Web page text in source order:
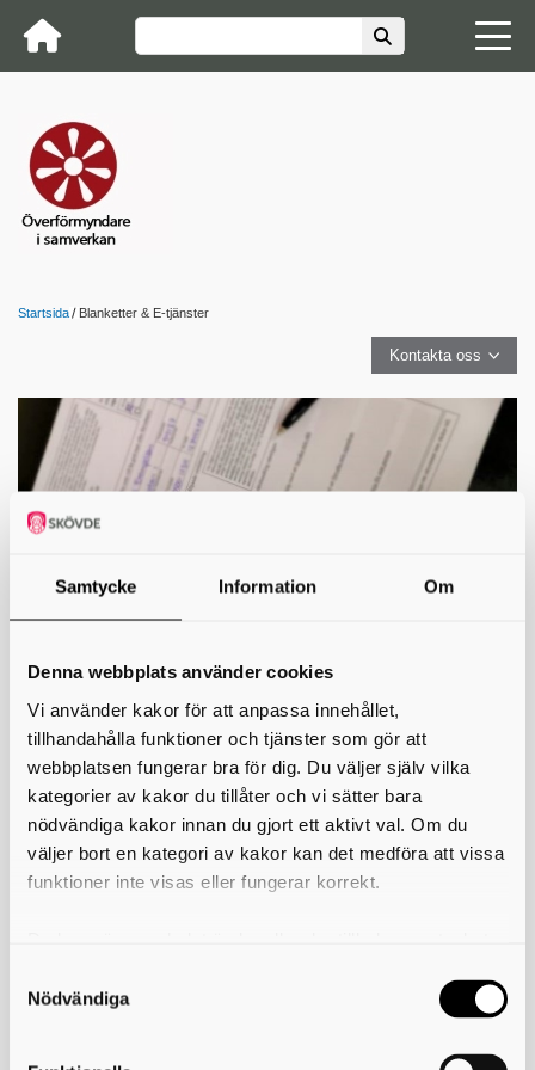
Samtycke Information Om
Denna webbplats använder cookies
Vi använder kakor för att anpassa innehållet,
tillhandahålla funktioner och tjänster som gör att
webbplatsen fungerar bra för dig. Du väljer själv vilka
kategorier av kakor du tillåter och vi sätter bara
nödvändiga kakor innan du gjort ett aktivt val. Om du
väljer bort en kategori av kakor kan det medföra att vissa
funktioner inte visas eller fungerar korrekt.
användning av kakor som du hittar längst ner på sidan
Nödvändiga
Startsida Blanketter & E-tjänster
Kontakta oss
Blanketter & E-tjänster
och e-tjänster för olika ändamål inom överförmyndarens
verksamhetsområde.
Blanketter som är i pdf-format öppnas i ett nytt fönster. För att få
tillgång till materialet behöver du ha programmet Adobe Reader,
länk hittar du till höger.
E-tjänsterna öppnas i ett nytt fönster, spara filen på din dator och fyll
sedan i blanketten.
Skriv ut